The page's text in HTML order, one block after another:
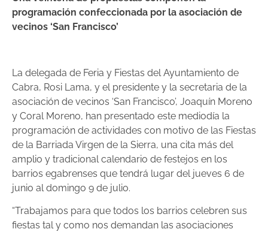
programación confeccionada por la asociación de
vecinos ‘San Francisco’
La delegada de Feria y Fiestas del Ayuntamiento de
Cabra, Rosi Lama, y el presidente y la secretaria de la
asociación de vecinos ‘San Francisco’, Joaquín Moreno
y Coral Moreno, han presentado este mediodía la
programación de actividades con motivo de las Fiestas
de la Barriada Virgen de la Sierra, una cita más del
amplio y tradicional calendario de festejos en los
barrios egabrenses que tendrá lugar del jueves 6 de
junio al domingo 9 de julio.
“Trabajamos para que todos los barrios celebren sus
fiestas tal y como nos demandan las asociaciones